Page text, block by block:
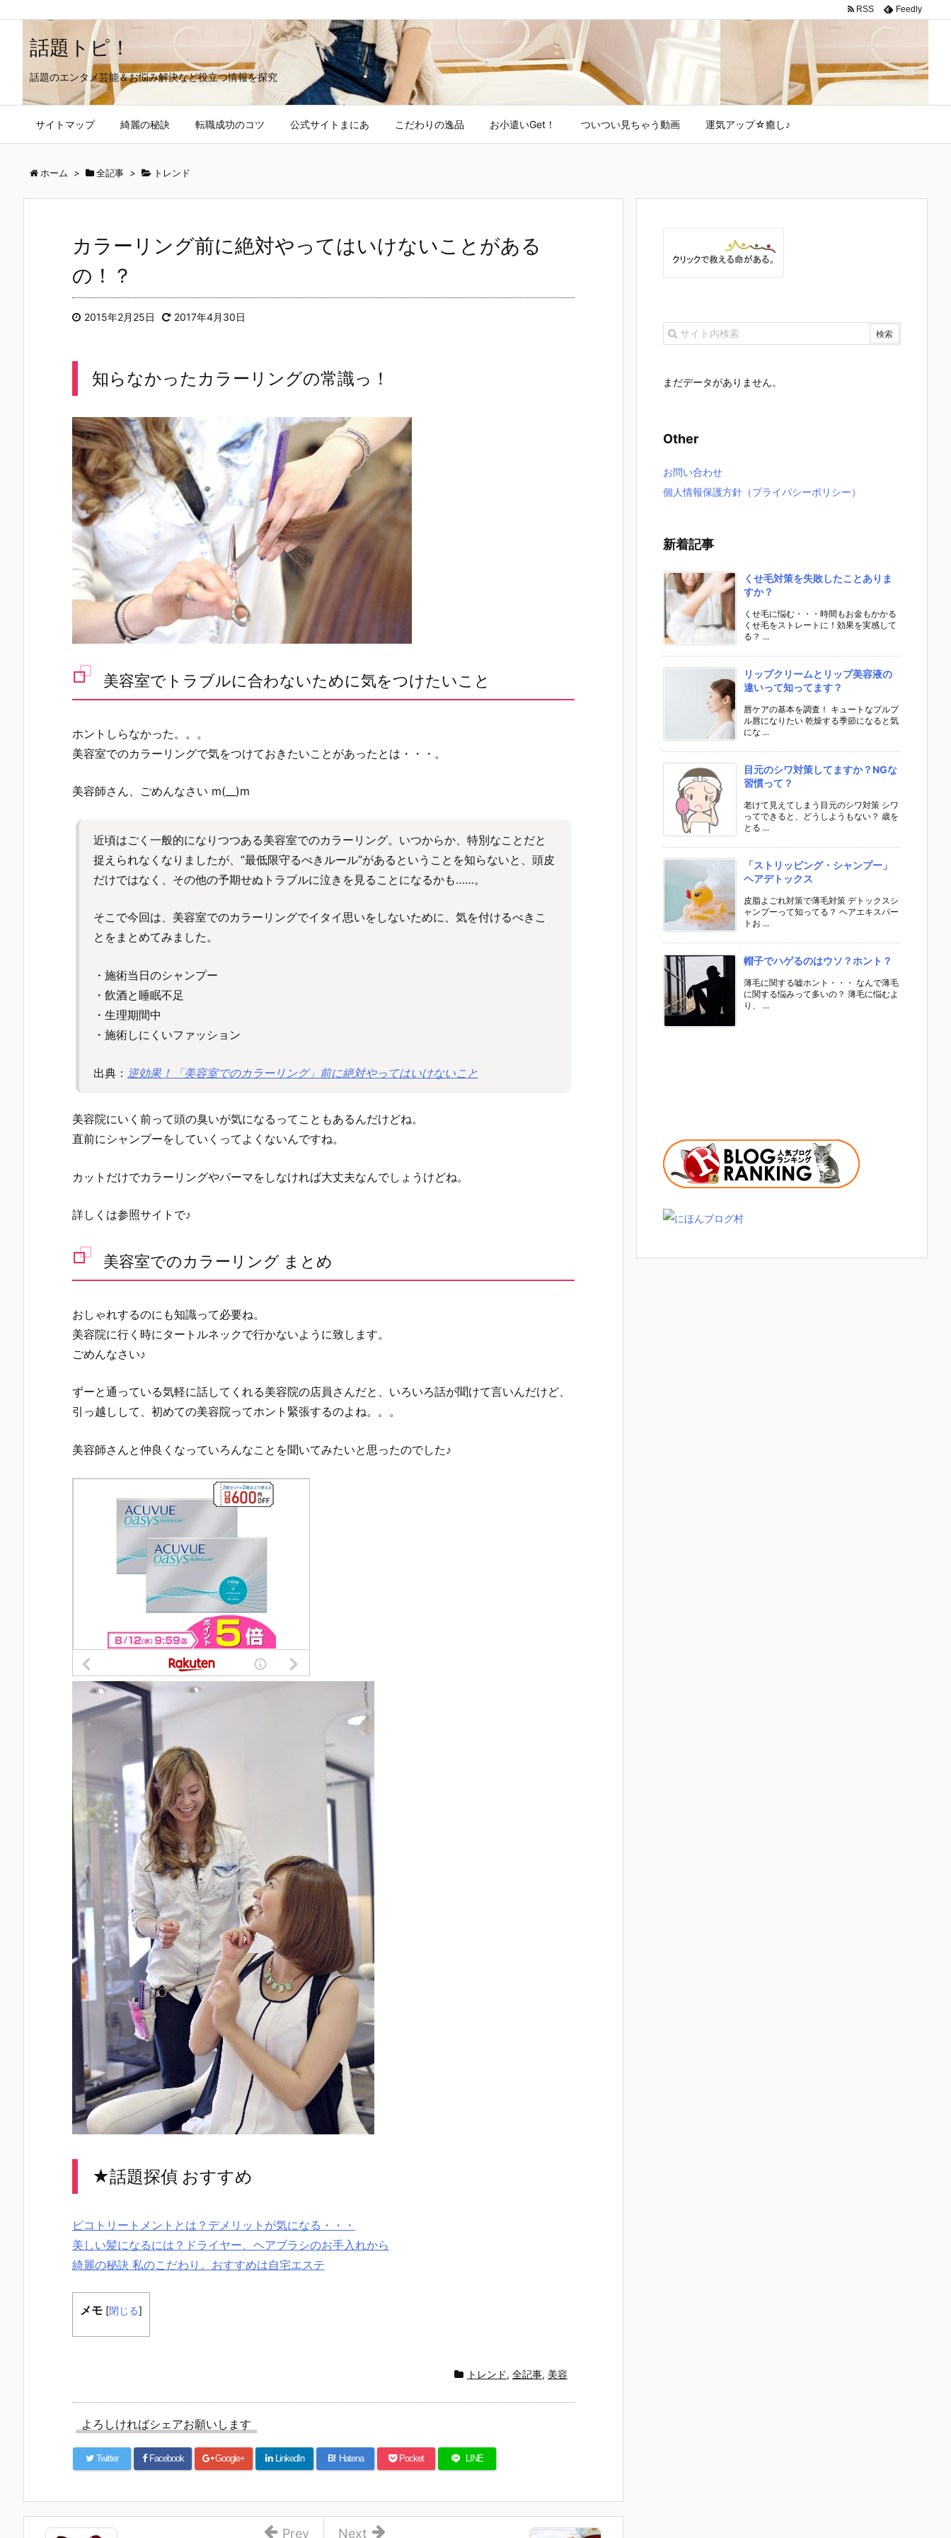
話題トピ！
話題のエンタメ芸能＆お悩み解決など役立つ情報を探究
サイトマップ 綺麗の秘訣 転職成功のコツ 公式サイトまにあ こだわりの逸品 お小遣いGet！ ついつい見ちゃう動画 運気アップ☆癒し♪
RSS Feedly
ホーム > 全記事 > トレンド
カラーリング前に絶対やってはいけないことがある
の！？
2015年2月25日 2017年4月30日
知らなかったカラーリングの常識っ！
美容室でトラブルに合わないために気をつけたいこと
ホントしらなかった。。。
美容室でのカラーリングで気をつけておきたいことがあったとは・・・。
美容師さん、ごめんなさい m(__)m
近頃はごく一般的になりつつある美容室でのカラーリング。いつからか、特別なことだと
捉えられなくなりましたが、”最低限守るべきルール”があるということを知らないと、頭皮
だけではなく、その他の予期せぬトラブルに泣きを見ることになるかも……。
そこで今回は、美容室でのカラーリングでイタイ思いをしないために、気を付けるべきこ
とをまとめてみました。
・施術当日のシャンプー
・飲酒と睡眠不足
・生理期間中
・施術しにくいファッション
出典： 逆効果！「美容室でのカラーリング」前に絶対やってはいけないこと
美容院にいく前って頭の臭いが気になるってこともあるんだけどね。
直前にシャンプーをしていくってよくないんですね。
カットだけでカラーリングやパーマをしなければ大丈夫なんでしょうけどね。
詳しくは参照サイトで♪
美容室でのカラーリング まとめ
おしゃれするのにも知識って必要ね。
美容院に行く時にタートルネックで行かないように致します。
ごめんなさい♪
ずーと通っている気軽に話してくれる美容院の店員さんだと、いろいろ話が聞けて言いんだけど、
引っ越しして、初めての美容院ってホント緊張するのよね。。。
美容師さんと仲良くなっていろんなことを聞いてみたいと思ったのでした♪
★話題探偵 おすすめ
ピコトリートメントとは？デメリットが気になる・・・
美しい髪になるには？ドライヤー、ヘアブラシのお手入れから
綺麗の秘訣 私のこだわり。おすすめは自宅エステ
メモ [閉じる]
トレンド, 全記事, 美容
よろしければシェアお願いします
Twitter Facebook Google+ LinkedIn B! Hatena Pocket LINE
Next
Prev
まだデータがありません。
Other
お問い合わせ
個人情報保護方針（プライバシーポリシー）
新着記事
くせ毛対策を失敗したことありま
すか？
くせ毛に悩む・・・時間もお金もかかる
くせ毛をストレートに！効果を実感して
る？ ...
リップクリームとリップ美容液の
違いって知ってます？
唇ケアの基本を調査！ キュートなプルプ
ル唇になりたい 乾燥する季節になると気
にな ...
目元のシワ対策してますか？NGな
習慣って？
老けて見えてしまう目元のシワ対策 シワ
ってできると、どうしようもない？ 歳を
とる ...
「ストリッピング・シャンプー」
ヘアデトックス
皮脂よごれ対策で薄毛対策 デトックスシ
ャンプーって知ってる？ ヘアエキスパー
トお ...
帽子でハゲるのはウソ？ホント？
薄毛に関する嘘ホント・・・ なんで薄毛
に関する悩みって多いの？ 薄毛に悩むよ
り、 ...